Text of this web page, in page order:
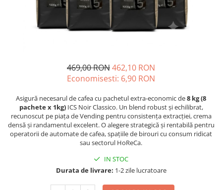
Ciocolata calda
Lapte instant
Promotii
Stabilizatoare tensiune
Piese schimb espressoare
Accesorii si intretinere
469,00 RON462,10 RON
Economisesti: 6,90 RON
Asigură necesarul de cafea cu pachetul extra-economic de8 kg (8
pachete x 1kg)ICS Noir Classico. Un blend robust și echilibrat,
recunoscut pe piața de Vending pentru consistența extracției, crema
densă și randamentul excelent. O alegere strategică și rentabilă pentru
operatorii de automate de cafea, spațiile de birouri cu consum ridicat
sau sectorul HoReCa.
IN STOC
Durata de livrare: 1-2 zile lucratoare